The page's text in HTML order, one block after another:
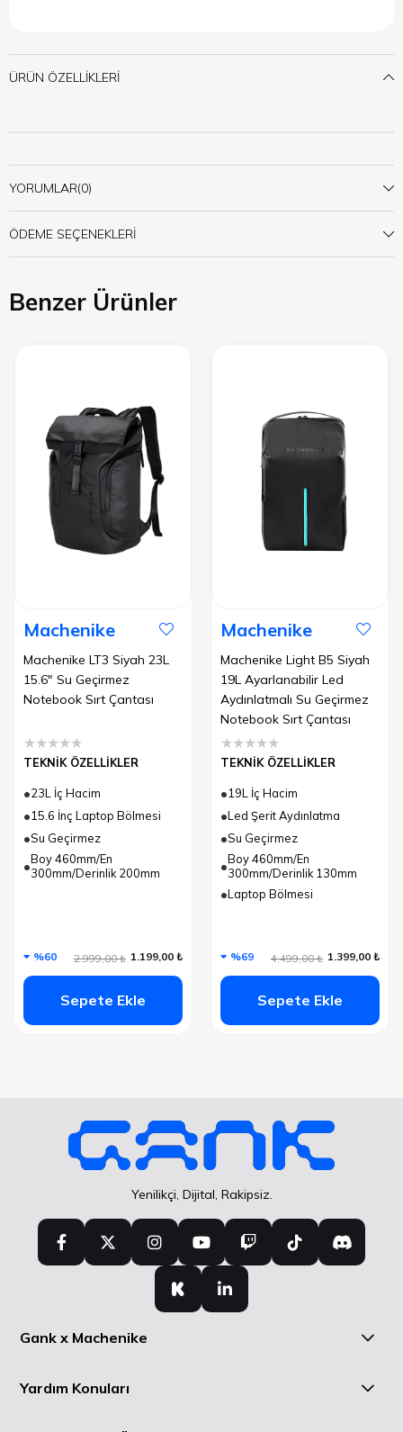
ÜRÜN ÖZELLIKLERI
YORUMLAR(0)
ÖDEME SEÇENEKLERI
Benzer Ürünler
Machenike
Machenike LT3 Siyah 23L
15.6" Su Geçirmez
Notebook Sırt Çantası
★★★★★
TEKNİK ÖZELLİKLER
23L İç Hacim
15.6 İnç Laptop Bölmesi
Su Geçirmez
Boy 460mm/En
300mm/Derinlik 200mm
%60 1.199,00 ₺
2.999,00 ₺
Sepete Ekle
Machenike
Machenike Light B5 Siyah
19L Ayarlanabilir Led
Aydınlatmalı Su Geçirmez
Notebook Sırt Çantası
★★★★★
TEKNİK ÖZELLİKLER
19L İç Hacim
Led Şerit Aydınlatma
Su Geçirmez
Boy 460mm/En
300mm/Derinlik 130mm
Laptop Bölmesi
%69 1.399,00 ₺
4.499,00 ₺
Sepete Ekle
Yenilikçi, Dijital, Rakipsiz.
Gank x Machenike
Yardım Konuları